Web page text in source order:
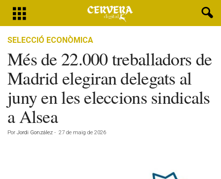
SELECCIÓ ECONÒMICA
Més de 22.000 treballadors de
Madrid elegiran delegats al
juny en les eleccions sindicals
a Alsea
Por Jordi González - 27 de maig de 2026